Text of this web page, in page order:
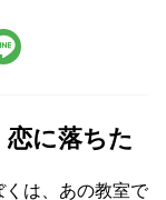
に落ちた
は、あの教室で